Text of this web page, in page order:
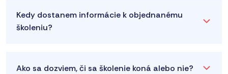
Kedy dostanem informácie k objednanému
školeniu?
Ako sa dozviem, či sa školenie koná alebo nie?